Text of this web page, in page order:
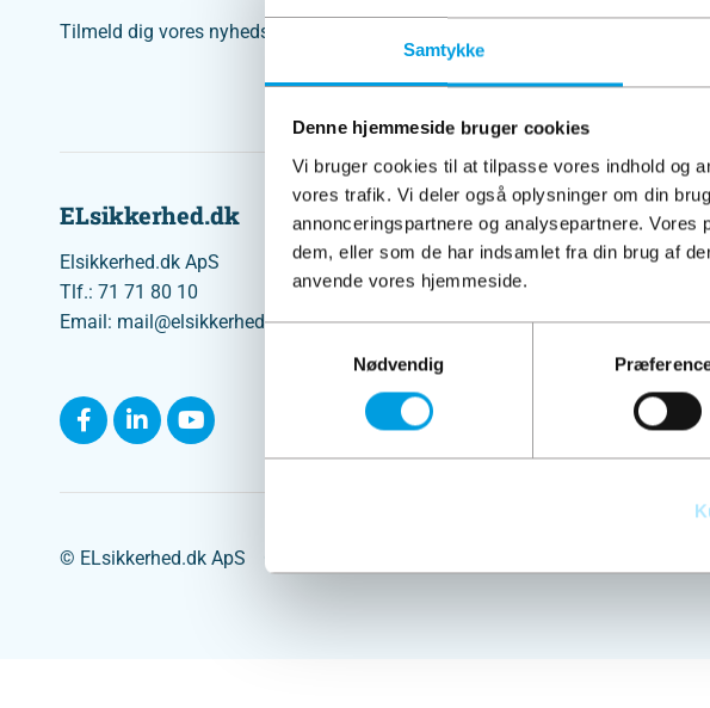
Samtykke
Denne hjemmeside bruger cookies
Vi bruger cookies til at tilpasse vores indhold og
vores trafik. Vi deler også oplysninger om din
annonceringspartnere og analysepartnere.
dem, eller som de har indsamlet fra din brug af
anvende vores hjemmeside.
Nødvendig
Tilmeld dig vores nyhedsbrev og få seneste nyt direkte i din indbakke.
ELsikkerhed.dk
Elsikkerhed.dk ApS
Tlf.: 71 71 80 10
Email: mail@elsikkerhed.dk
Relevant
Viden om elregler
Om ELsikkerhed.dk
Job
Webinarer
© ELsikkerhed.dk ApS